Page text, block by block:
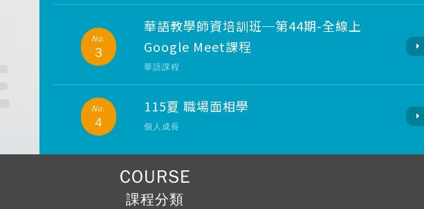
No.
3
華語教學師資培訓班─第44期-全線上
Google Meet課程
華語課程
No.
4
115夏 職場面相學
個人成長
COURSE
課程分類